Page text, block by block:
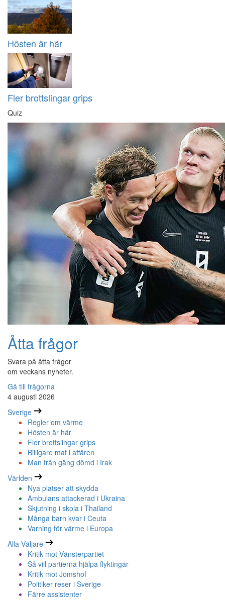
Hösten är här
Fler brottslingar grips
Quiz
Åtta frågor
Svara på åtta frågor
om veckans nyheter.
Gå till frågorna
4 augusti 2026
Sverige
Regler om värme
Hösten är här
Fler brottslingar grips
Billigare mat i affären
Man från gäng dömd i Irak
Världen
Nya platser att skydda
Ambulans attackerad i Ukraina
Skjutning i skola i Thailand
Många barn kvar i Ceuta
Varning för värme i Europa
Alla Väljare
Kritik mot Vänsterpartiet
Så vill partierna hjälpa flyktingar
Kritik mot Jomshof
Politiker reser i Sverige
Färre assistenter